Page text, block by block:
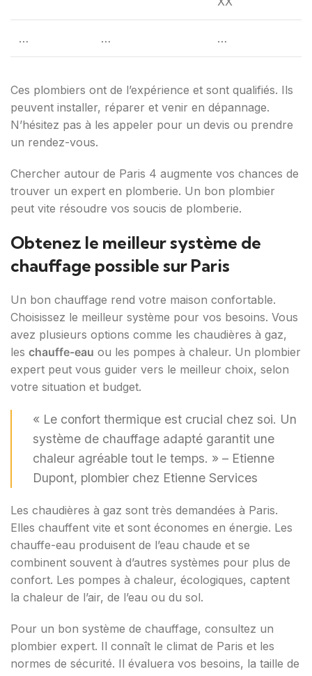
… … …
Ces plombiers ont de l’expérience et sont qualifiés. Ils
peuvent installer, réparer et venir en dépannage.
N’hésitez pas à les appeler pour un devis ou prendre
un rendez-vous.
Chercher autour de Paris 4 augmente vos chances de
trouver un expert en plomberie. Un bon plombier
peut vite résoudre vos soucis de plomberie.
Obtenez le meilleur système de
chauffage possible sur Paris
Un bon chauffage rend votre maison confortable.
Choisissez le meilleur système pour vos besoins. Vous
avez plusieurs options comme les chaudières à gaz,
les chauffe-eau ou les pompes à chaleur. Un plombier
expert peut vous guider vers le meilleur choix, selon
votre situation et budget.
« Le confort thermique est crucial chez soi. Un
système de chauffage adapté garantit une
chaleur agréable tout le temps. » – Etienne
Dupont, plombier chez Etienne Services
Les chaudières à gaz sont très demandées à Paris.
Elles chauffent vite et sont économes en énergie. Les
chauffe-eau produisent de l’eau chaude et se
combinent souvent à d’autres systèmes pour plus de
confort. Les pompes à chaleur, écologiques, captent
la chaleur de l’air, de l’eau ou du sol.
Pour un bon système de chauffage, consultez un
plombier expert. Il connaît le climat de Paris et les
normes de sécurité. Il évaluera vos besoins, la taille de